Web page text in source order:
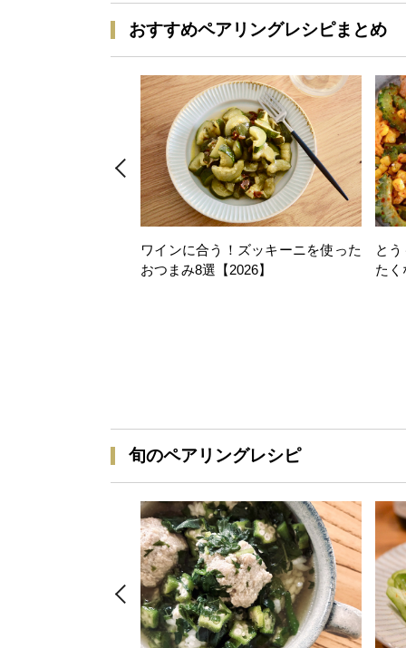
おすすめペアリングレシピまとめ
ワインに合う！ズッキーニを使った
おつまみ8選【2026】
と
たく
旬のペアリングレシピ